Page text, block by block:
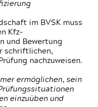
im BVSK muss
Kfz-
und Bewertung
schriftlichen,
nachzuweisen.
ermöglichen, sein
einzuüben und